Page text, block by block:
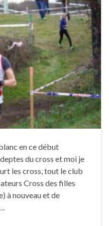
en ce début
du cross et moi je
les cross, tout le club
Cross des filles
à nouveau et de